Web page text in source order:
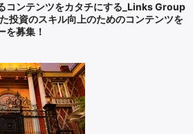
コンテンツをカタチにする_Links Group
投資のスキル向上のためのコンテンツを
を募集！